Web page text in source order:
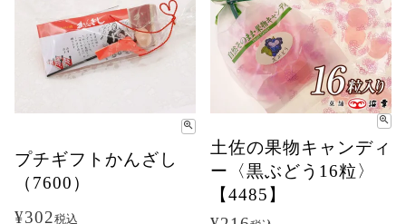
プチギフトかんざし
（7600）
¥302税込
土佐の果物キャンディ
ー〈黒ぶどう16粒〉
【4485】